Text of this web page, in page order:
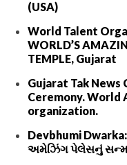
(USA)
World Talent
WORLD’S
TEMPLE, Gujarat
Gujarat Tak News
Ceremony. World
organization.
Devbhumi Dwarka:
અમેઝિંગ પેલેસનું